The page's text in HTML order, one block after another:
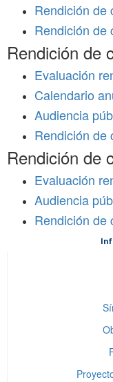
Rendición de
Rendición de
Rendición de
Evaluación
Calendario
Audiencia
Rendición de
Rendición de
Evaluación
Audiencia
Rendición de